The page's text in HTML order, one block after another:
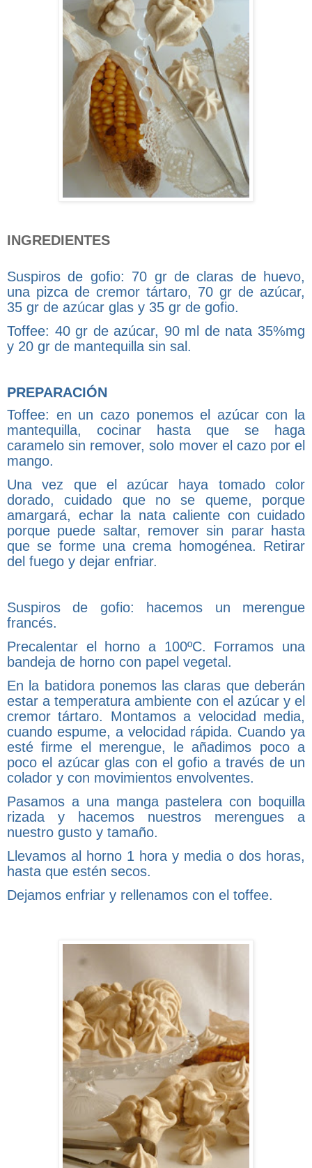
INGREDIENTES
Suspiros de gofio: 70 gr de claras de huevo,
una pizca de cremor tártaro, 70 gr de azúcar,
35 gr de azúcar glas y 35 gr de gofio.
Toffee: 40 gr de azúcar, 90 ml de nata 35%mg
y 20 gr de mantequilla sin sal.
PREPARACIÓN
Toffee: en un cazo ponemos el azúcar con la
mantequilla, cocinar hasta que se haga
caramelo sin remover, solo mover el cazo por el
mango.
Una vez que el azúcar haya tomado color
dorado, cuidado que no se queme, porque
amargará, echar la nata caliente con cuidado
porque puede saltar, remover sin parar hasta
que se forme una crema homogénea. Retirar
del fuego y dejar enfriar.
Suspiros de gofio: hacemos un merengue
francés.
Precalentar el horno a 100ºC. Forramos una
bandeja de horno con papel vegetal.
En la batidora ponemos las claras que deberán
estar a temperatura ambiente con el azúcar y el
cremor tártaro. Montamos a velocidad media,
cuando espume, a velocidad rápida. Cuando ya
esté firme el merengue, le añadimos poco a
poco el azúcar glas con el gofio a través de un
colador y con movimientos envolventes.
Pasamos a una manga pastelera con boquilla
rizada y hacemos nuestros merengues a
nuestro gusto y tamaño.
Llevamos al horno 1 hora y media o dos horas,
hasta que estén secos.
Dejamos enfriar y rellenamos con el toffee.